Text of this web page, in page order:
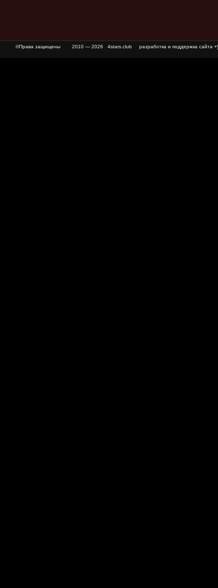
©Права защищены 2010 — 2026 4stars.club разработка и поддержка сайта +